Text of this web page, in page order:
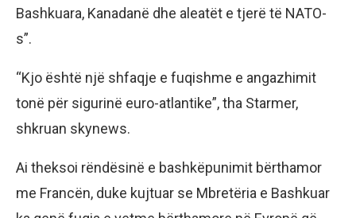
Bashkuara, Kanadanë dhe aleatët e tjerë të NATO-
s”.
“Kjo është një shfaqje e fuqishme e angazhimit
tonë për sigurinë euro-atlantike”, tha Starmer,
shkruan skynews.
Ai theksoi rëndësinë e bashkëpunimit bërthamor
me Francën, duke kujtuar se Mbretëria e Bashkuar